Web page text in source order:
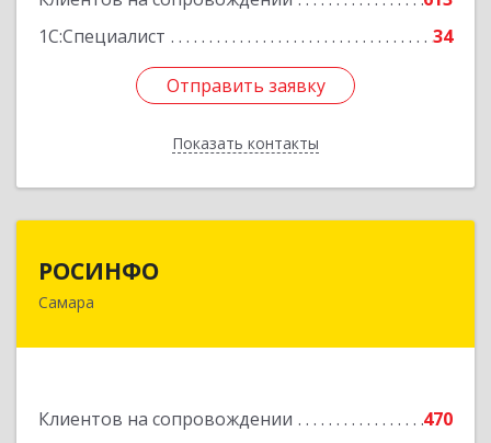
1С:Специалист
34
Отправить заявку
Показать контакты
Отправить заявку
Назад
РОСИНФО
Самара
Клиентов на сопровождении
470
443069, Самарская обл, Самара г, Авроры ул,